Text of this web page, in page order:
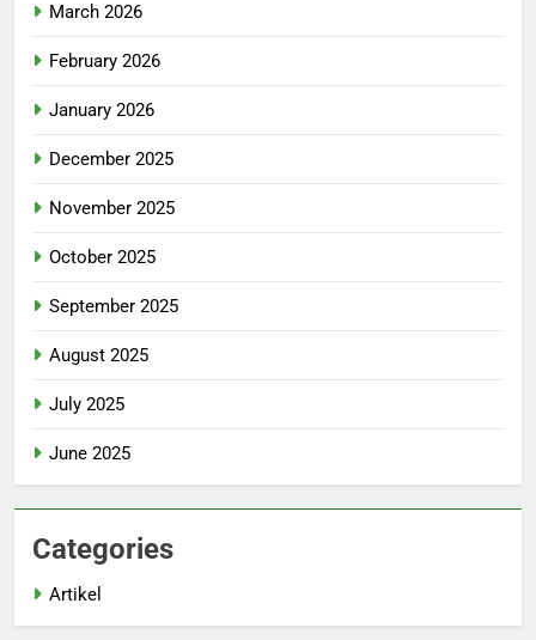
March 2026
February 2026
January 2026
December 2025
November 2025
October 2025
September 2025
August 2025
July 2025
June 2025
Categories
Artikel